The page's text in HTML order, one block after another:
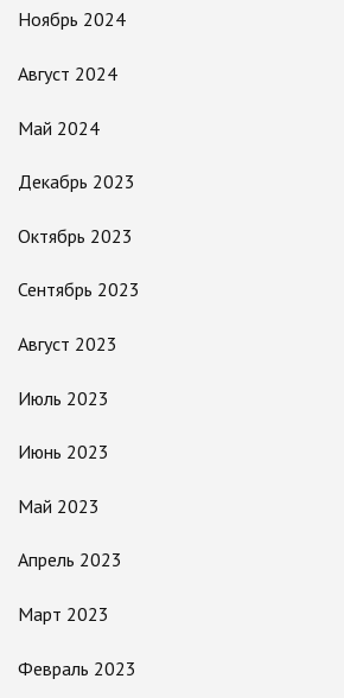
Ноябрь 2024
Август 2024
Май 2024
Декабрь 2023
Октябрь 2023
Сентябрь 2023
Август 2023
Июль 2023
Июнь 2023
Май 2023
Апрель 2023
Март 2023
Февраль 2023